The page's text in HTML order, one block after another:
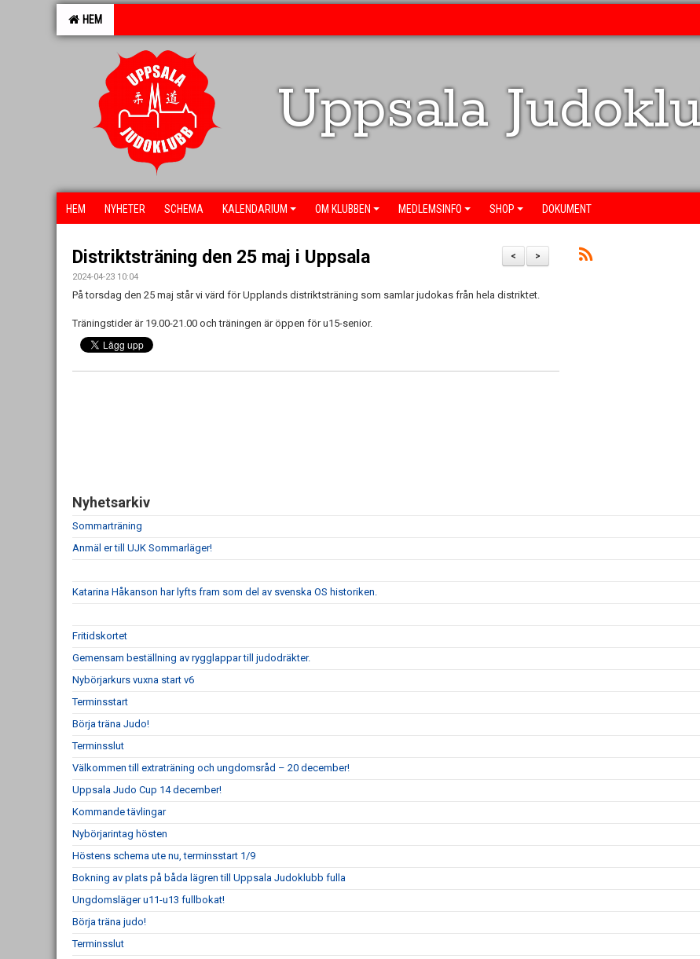
HEM
Uppsala
HEM NYHETER SCHEMA KALENDARIUM OM KLUBBEN MEDLEMSINFO SHOP DOKUMENT
>
<
Distriktsträning den 25 maj i Uppsala
2024-04-23 10:04
På torsdag den 25 maj står vi värd för Upplands distriktsträning som samlar judokas från hela distriktet.
Träningstider är 19.00-21.00 och träningen är öppen för u15-senior.
Nyhetsarkiv
Sommarträning
Anmäl er till UJK Sommarläger!
Katarina Håkanson har lyfts fram som del av svenska OS historiken.
Fritidskortet
Gemensam beställning av rygglappar till judodräkter.
Nybörjarkurs vuxna start v6
Terminsstart
Börja träna Judo!
Terminsslut
Välkommen till extraträning och ungdomsråd – 20 december!
Uppsala Judo Cup 14 december!
Kommande tävlingar
Nybörjarintag hösten
Höstens schema ute nu, terminsstart 1/9
Bokning av plats på båda lägren till Uppsala Judoklubb fulla
Ungdomsläger u11-u13 fullbokat!
Börja träna judo!
Terminsslut